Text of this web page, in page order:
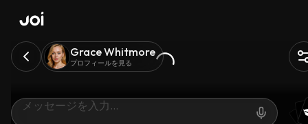
Grace Whitmore
プロフィールを見る